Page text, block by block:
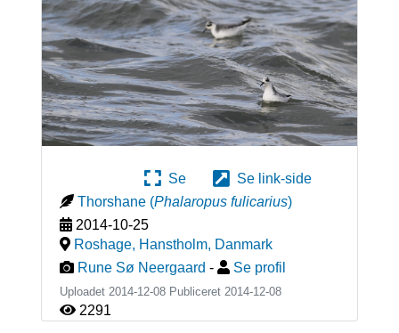
Se
Se link-side
Thorshane (Phalaropus fulicarius)
2014-10-25
Roshage, Hanstholm, Danmark
Rune Sø Neergaard - Se profil
Uploadet 2014-12-08 Publiceret 2014-12-08
2291